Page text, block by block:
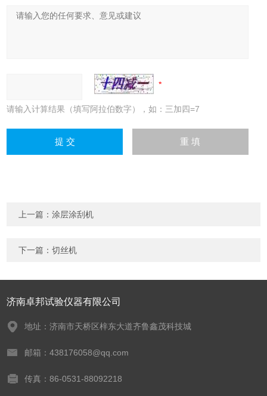
请输入计算结果（填写阿拉伯数字），如：三加四=7
上一篇：涂层涂刮机
下一篇：切丝机
济南卓邦试验仪器有限公司
地址：济南市天桥区梓东大道齐鲁鑫茂科技城
邮箱：438176058@qq.com
传真：86-0531-88092218